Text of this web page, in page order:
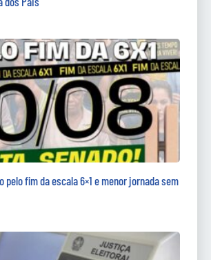
pelo fim da escala 6×1 e menor jornada sem